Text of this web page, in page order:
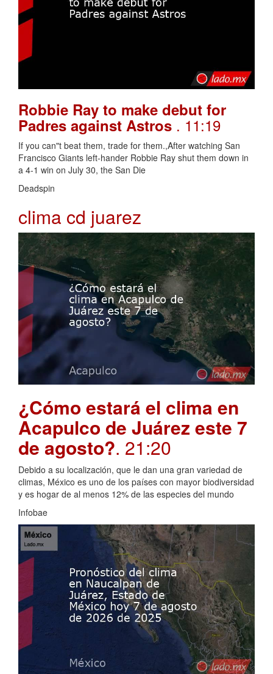
Robbie Ray to make debut for
Padres against Astros . 11:19
If you can"t beat them, trade for them.,After watching San
Francisco Giants left-hander Robbie Ray shut them down in
a 4-1 win on July 30, the San Die
Deadspin
clima cd juarez
¿Cómo estará el clima en
Acapulco de Juárez este 7
de agosto?. 21:20
Debido a su localización, que le dan una gran variedad de
climas, México es uno de los países con mayor biodiversidad
y es hogar de al menos 12% de las especies del mundo
Infobae